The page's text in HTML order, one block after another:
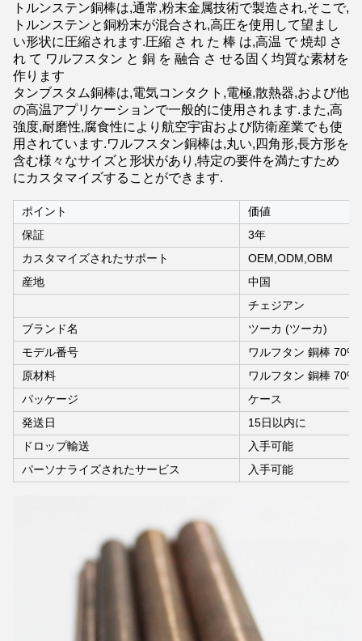
トルンステン銅棒は,通常,粉末金属技術で製造され,そこで,
トルンステンと銅粉末が混合され,高圧を使用して望まし
い形状に圧縮されます.圧縮 さ れ た 棒 は,高温 で 焼却 さ
れ て ワルフスタン と 銅 を 融合 さ せる固く均質な素材を
作ります
タンブスタム銅棒は,電気コンタクト,電極,散熱器,および他
の高温アプリケーションで一般的に使用されます.また,高
強度,耐磨性,腐食性により航空宇宙および防衛産業でも使
用されています.ワルフスタン銅棒は,丸い,四角形,長方形を
含む様々なサイズと形状があり,特定の要件を満たすため
にカスタマイズすることができます.
ポイント
価値
保証
3年
カスタマイズされたサポート
OEM,ODM,OBM
産地
中国
チェジアン
ブランド名
ツーカ (ツーカ)
モデル番号
ワルフタン 銅棒 70%
原材料
ワルフタン 銅棒 70%
パッケージ
ケース
発送日
15日以内に
ドロップ輸送
入手可能
パーソナライズされたサービス
入手可能